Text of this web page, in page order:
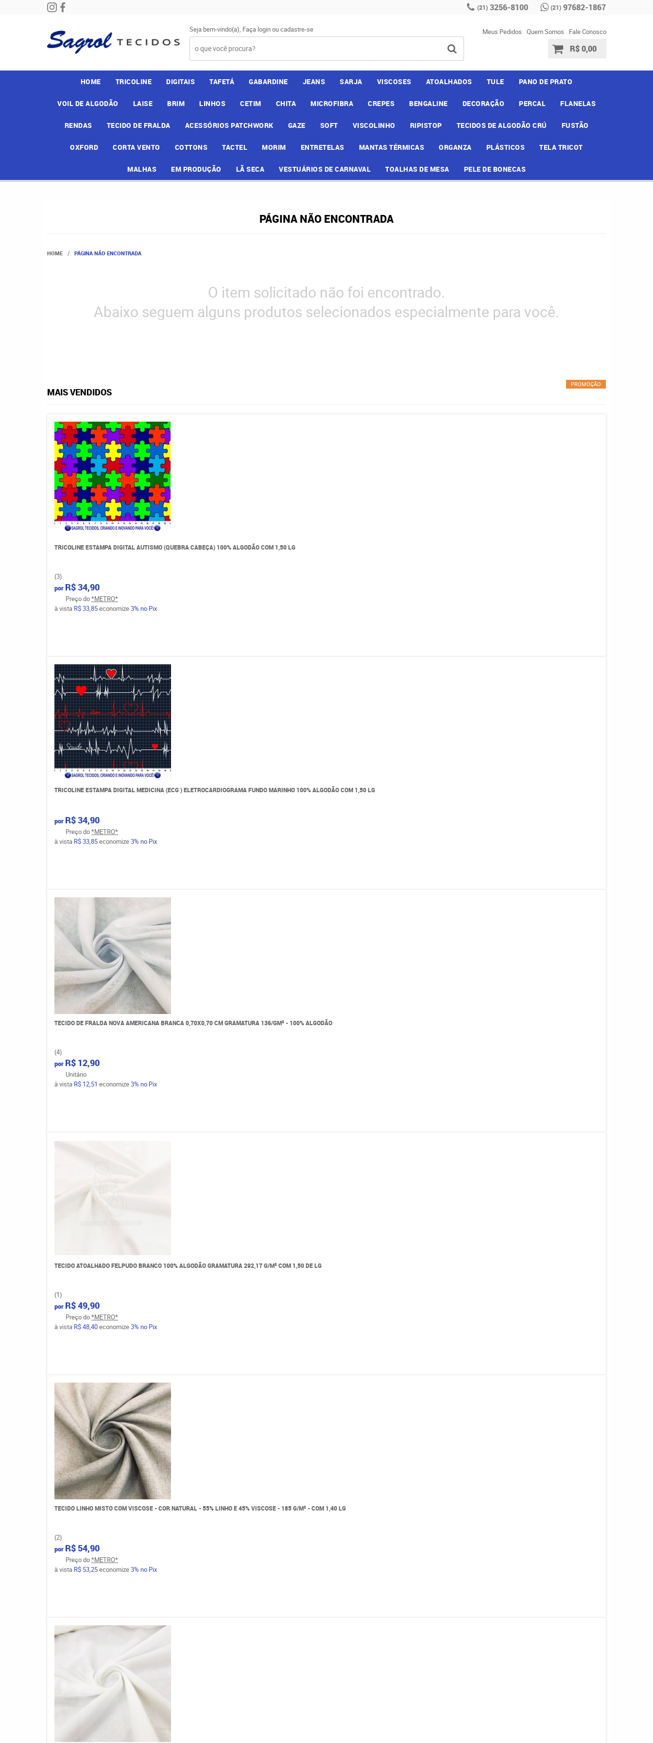
(21) 3256-8100 (21) 97682-1867
Seja bem-vindo(a), Faça loginoucadastre-se Meus Pedidos Quem Somos Fale Conosco
R$ 0,00
HOME TRICOLINE DIGITAIS TAFETÁ GABARDINE JEANS SARJA VISCOSES ATOALHADOS TULE PANO DE PRATO
VOIL DE ALGODÃO LAISE BRIM LINHOS CETIM CHITA MICROFIBRA CREPES BENGALINE DECORAÇÃO PERCAL FLANELAS
RENDAS TECIDO DE FRALDA ACESSÓRIOS PATCHWORK GAZE SOFT VISCOLINHO RIPISTOP TECIDOS DE ALGODÃO CRÚ FUSTÃO
OXFORD CORTA VENTO COTTONS TACTEL MORIM ENTRETELAS MANTAS TÉRMICAS ORGANZA PLÁSTICOS TELA TRICOT
MALHAS EM PRODUÇÃO LÃ SECA VESTUÁRIOS DE CARNAVAL TOALHAS DE MESA PELE DE BONECAS
PÁGINA NÃO ENCONTRADA
HOME PÁGINA NÃO ENCONTRADA
O item solicitado não foi encontrado.
Abaixo seguem alguns produtos selecionados especialmente para você.
MAIS VENDIDOS
TRICOLINE ESTAMPA DIGITAL AUTISMO (QUEBRA CABEÇA) 100% ALGODÃO COM 1,50 LG
(3)
por R$ 34,90
Preço do*METRO*
à vista R$ 33,85economize3% no Pix
TRICOLINE ESTAMPA DIGITAL MEDICINA (ECG ) ELETROCARDIOGRAMA FUNDO MARINHO 100% ALGODÃO COM 1,50 LG
por R$ 34,90
Preço do*METRO*
à vista R$ 33,85economize3% no Pix
TECIDO DE FRALDA NOVA AMERICANA BRANCA 0,70X0,70 CM GRAMATURA 136/GM² - 100% ALGODÃO
(4)
por R$ 12,90
Unitário
à vista R$ 12,51 economize3% no Pix
TECIDO ATOALHADO FELPUDO BRANCO 100% ALGODÃO GRAMATURA 292,17 G/M² COM 1,50 DE LG
(1)
por R$ 49,90
Preço do*METRO*
à vista R$ 48,40economize3% no Pix
TECIDO LINHO MISTO COM VISCOSE - COR NATURAL - 55% LINHO E 45% VISCOSE - 185 G/M² - COM 1,40 LG
(2)
por R$ 54,90
Preço do*METRO*
à vista R$ 53,25economize3% no Pix
PROMOÇÃO